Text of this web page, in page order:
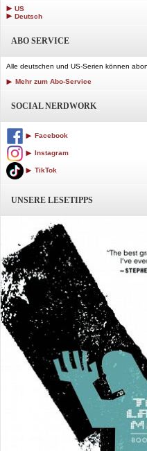
US
Deutsch
ABO SERVICE
Alle deutschen und US-Serien können
Mehr zum Abo-Service
SOCIAL NERDWORK
Facebook
Instagram
TikTok
UNSERE LESETIPPS